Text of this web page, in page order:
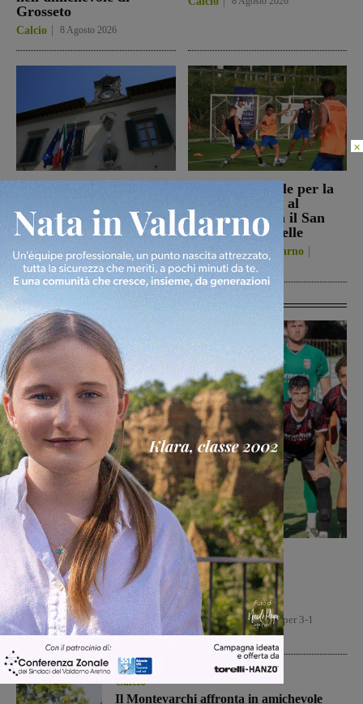
Grosseto
Calcio 8 Agosto 2026
opposizione: “La TARI
2026 resta più alta di
quella del 2022”
Politica 8 Agosto 2026
Prima stagionale per la
Sangiovannese, al
“Fedini” arriva il San
Donato Tavarnelle
San Giovanni Valdarno
8 Agosto 2026
Ultime Calcio
Calcio Michele Bossini - 8 Agosto 2026
Il Terrranuova Traiana battuto 3-1
nell’amichevole di Grosseto
Il Terranuova Traiana, pur non demeritando, è stata sconfitto per 3-1
nell'amichevole in casa del Grosseto, squadra di serie...
Calcio
Il Montevarchi affronta in amichevole
×